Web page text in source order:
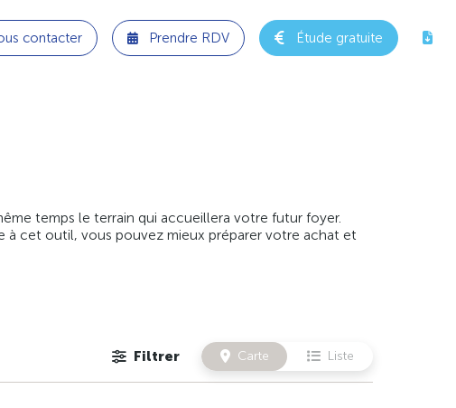
contacter Prendre RDV Étude gratuite
temps le terrain qui accueillera votre futur foyer.
à cet outil, vous pouvez mieux préparer votre achat et
Filtrer Carte Liste